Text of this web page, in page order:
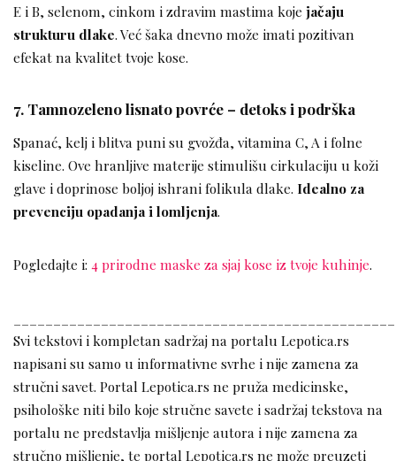
E i B, selenom, cinkom i zdravim mastima koje jačaju
strukturu dlake. Već šaka dnevno može imati pozitivan
efekat na kvalitet tvoje kose.
7. Tamnozeleno lisnato povrće – detoks i podrška
Spanać, kelj i blitva puni su gvožđa, vitamina C, A i folne
kiseline. Ove hranljive materije stimulišu cirkulaciju u koži
glave i doprinose boljoj ishrani folikula dlake. Idealno za
prevenciju opadanja i lomljenja.
Pogledajte i: 4 prirodne maske za sjaj kose iz tvoje kuhinje.
Svi tekstovi i kompletan sadržaj na portalu Lepotica.rs
napisani su samo u informativne svrhe i nije zamena za
stručni savet. Portal Lepotica.rs ne pruža medicinske,
psihološke niti bilo koje stručne savete i sadržaj tekstova na
portalu ne predstavlja mišljenje autora i nije zamena za
stručno mišljenje, te portal Lepotica.rs ne može preuzeti